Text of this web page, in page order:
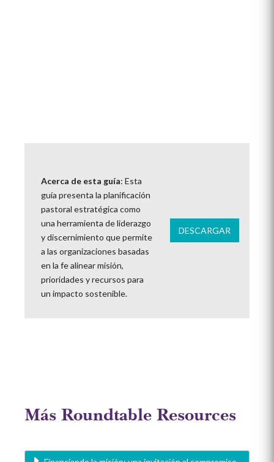
Acerca de esta guía: Esta
guía presenta la planificación
pastoral estratégica como
una herramienta de liderazgo
y discernimiento que permite
a las organizaciones basadas
en la fe alinear misión,
prioridades y recursos para
un impacto sostenible.
DESCARGAR
Más Roundtable Resources